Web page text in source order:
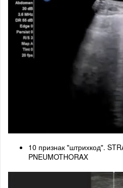
10 признак "штрихкод".
PNEUMOTHORAX